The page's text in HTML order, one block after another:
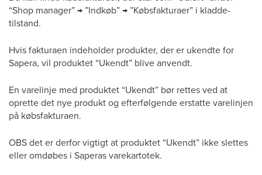
“Shop manager” → ”Indkøb” → ”Købsfakturaer” i kladde-
tilstand.
Hvis fakturaen indeholder produkter, der er ukendte for
Sapera, vil produktet “Ukendt” blive anvendt.
En varelinje med produktet “Ukendt” bør rettes ved at
oprette det nye produkt og efterfølgende erstatte varelinjen
på købsfakturaen.
OBS det er derfor vigtigt at produktet “Ukendt” ikke slettes
eller omdøbes i Saperas varekartotek.